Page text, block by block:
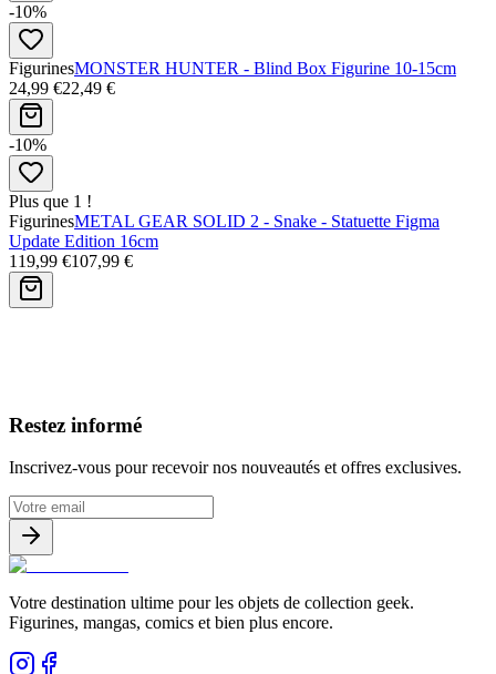
-10%
FigurinesMONSTER HUNTER - Blind Box Figurine 10-15cm
24,99 €22,49 €
-10%
Plus que 1 !
FigurinesMETAL GEAR SOLID 2 - Snake - Statuette Figma
Update Edition 16cm
119,99 €107,99 €
Restez informé
Inscrivez-vous pour recevoir nos nouveautés et offres exclusives.
Votre destination ultime pour les objets de collection geek.
Figurines, mangas, comics et bien plus encore.